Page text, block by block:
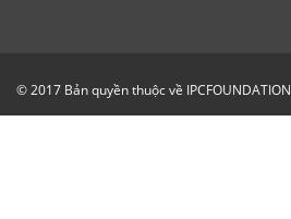
© 2017 Bản quyền thuộc về IPCFOUNDATION